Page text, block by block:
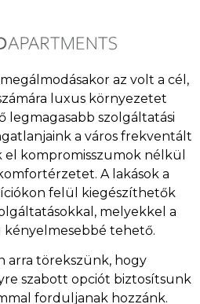
az volt a cél,
luxus környezetet
legmagasabb szolgáltatási
a város frekventált
kompromisszumok nélkül
A lakások a
felül kiegészíthetők
melyekkel a
kényelmesebbé tehető.
arra törekszünk, hogy
szabott opciót biztosítsunk
forduljanak hozzánk.